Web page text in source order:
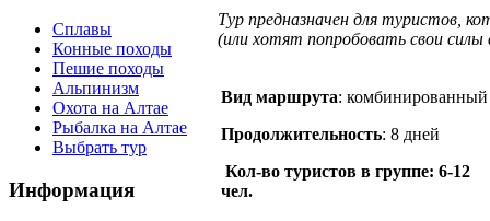
Сплавы
Конные походы
Пешие походы
Альпинизм
Охота на Алтае
Рыбалка на Алтае
Выбрать тур
Информация
Тур предназначен для туристов,
(или хотят попробовать свои
Вид маршрута: комбинированный
Продолжительность: 8 дней
Кол-во туристов в группе: 6-12
чел.